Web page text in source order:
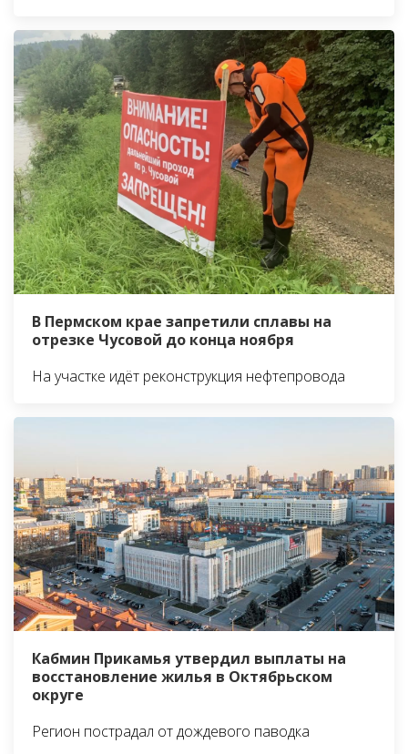
В Пермском крае запретили сплавы на
отрезке Чусовой до конца ноября
На участке идёт реконструкция нефтепровода
Кабмин Прикамья утвердил выплаты на
восстановление жилья в Октябрьском
округе
Регион пострадал от дождевого паводка